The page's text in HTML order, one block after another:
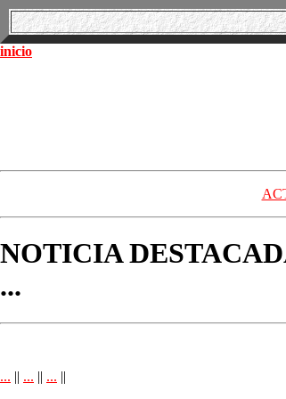
inicio
NOTICIA
...
... || ... || ... ||